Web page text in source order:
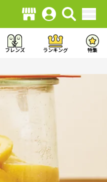
フレンズ ランキング 特集